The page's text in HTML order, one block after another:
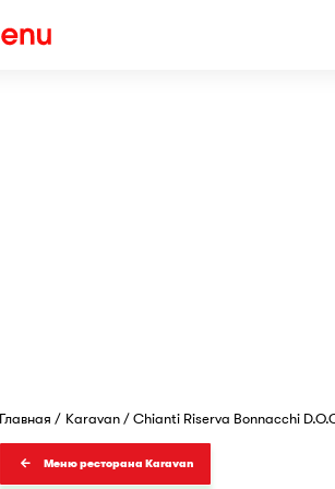
Главная Karavan Chianti Riserva Bonnacchi
Меню ресторана Karavan